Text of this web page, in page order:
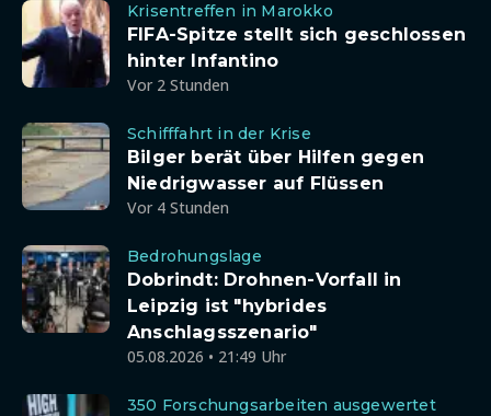
Krisentreffen in Marokko
FIFA-Spitze stellt sich geschlossen
hinter Infantino
Vor 2 Stunden
Schifffahrt in der Krise
Bilger berät über Hilfen gegen
Niedrigwasser auf Flüssen
Vor 4 Stunden
Bedrohungslage
Dobrindt: Drohnen-Vorfall in
Leipzig ist "hybrides
Anschlagsszenario"
05.08.2026 • 21:49 Uhr
350 Forschungsarbeiten ausgewertet